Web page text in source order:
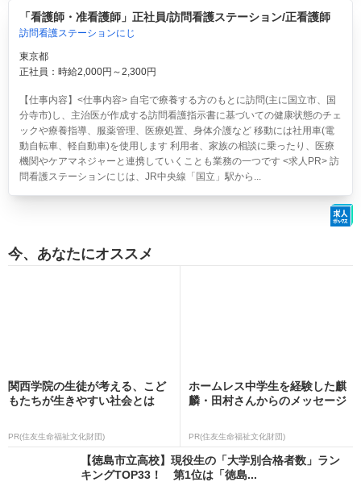
「看護師・准看護師」正社員/訪問看護ステーション/正看護師
訪問看護ステーションにじ
東京都
正社員：時給2,000円～2,300円
【仕事内容】<仕事内容> 自宅で療養する方のもとに訪問(主に国立市、国
分寺市)し、主治医が作成する訪問看護指示書に基づいての健康状態のチェ
ックや療養指導、服薬管理、医療処置、身体介護など 移動には社用車(電
動自転車、軽自動車)を使用します 利用者、家族の相談に乗ったり、医療
機関やケアマネジャーと連携していくことも業務の一つです <求人PR> 訪
問看護ステーションにじは、JR中央線「国立」駅から...
今、あなたにオススメ
関西学院の生徒が考える、こど
もたちが生きやすい社会とは
PR(住友生命福祉文化財団)
ホームレス中学生を経験した麒
麟・田村さんからのメッセージ
PR(住友生命福祉文化財団)
【徳島市立高校】現役生の「大学別合格者数」ラン
キングTOP33！ 第1位は「徳島...